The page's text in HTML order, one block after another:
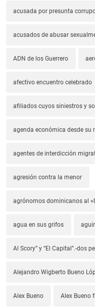
acusada por presunta
acusados de abusar
ADN de los Guerrero
afectivo encuentro celebrado
afiliados cuyos siniestros y
agenda económica desde su
agentes de interdicción
agresión contra la menor
agrónomos dominicanos al
agua en sus grifos
Al Scory” y “El Capital”.-dos
Alejandro Wigberto Bueno
Alex Bueno Alex Bueno